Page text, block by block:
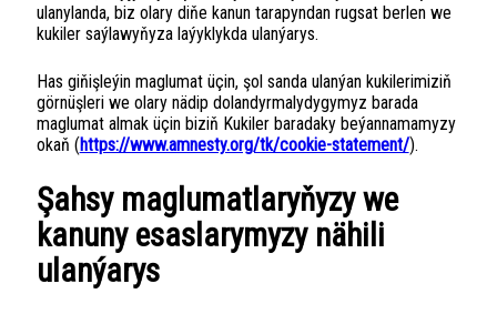
ulanylanda, biz olary diňe kanun tarapyndan rugsat berlen we
kukiler saýlawyňyza laýyklykda ulanýarys.
Has giňişleýin maglumat üçin, şol sanda ulanýan kukilerimiziň
görnüşleri we olary nädip dolandyrmalydygymyz barada
maglumat almak üçin biziň Kukiler baradaky beýannamamyzy
okaň (https://www.amnesty.org/tk/cookie-statement/).
Şahsy maglumatlaryňyzy we
kanuny esaslarymyzy nähili
ulanýarys